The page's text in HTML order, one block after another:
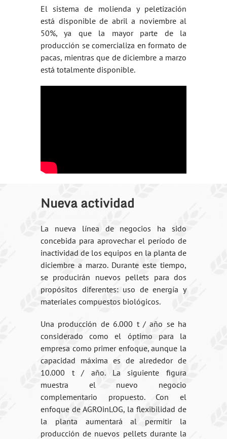
El sistema de molienda y peletización
está disponible de abril a noviembre al
50%, ya que la mayor parte de la
producción se comercializa en formato de
pacas, mientras que de diciembre a marzo
está totalmente disponible.
Nueva actividad
La nueva línea de negocios ha sido
concebida para aprovechar el período de
inactividad de los equipos en la planta de
diciembre a marzo. Durante este tiempo,
se producirán nuevos pellets para dos
propósitos diferentes: uso de energía y
materiales compuestos biológicos.
Una producción de 6.000 t / año se ha
considerado como el óptimo para la
empresa como primer enfoque, aunque la
capacidad máxima es de alrededor de
10.000 t / año. La siguiente figura
muestra el nuevo negocio
complementario propuesto. Con el
enfoque de AGROinLOG, la flexibilidad de
la planta aumentará al permitir la
producción de nuevos pellets durante la